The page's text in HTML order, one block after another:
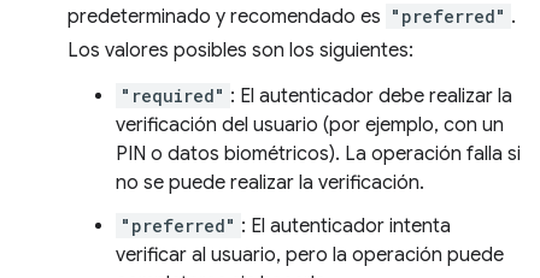
predeterminado y recomendado es "preferred" .
Los valores posibles son los siguientes:
"required" : El autenticador debe realizar la
verificación del usuario (por ejemplo, con un
PIN o datos biométricos). La operación falla si
no se puede realizar la verificación.
"preferred" : El autenticador intenta
verificar al usuario, pero la operación puede